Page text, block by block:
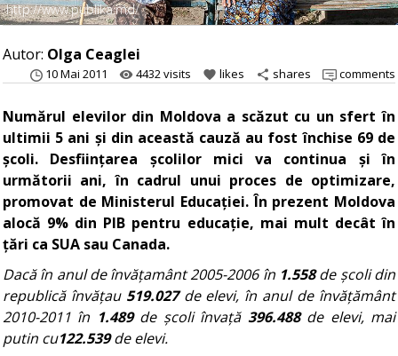
http://www.publika.md/
Autor: Olga Ceaglei
10 Mai 2011 remove_red_eye 4432 visits favorite likes share shares comments
Numărul elevilor din Moldova a scăzut cu un sfert în
ultimii 5 ani și din această cauză au fost închise 69 de
școli. Desființarea școlilor mici va continua și în
următorii ani, în cadrul unui proces de optimizare,
promovat de Ministerul Educației. În prezent Moldova
alocă 9% din PIB pentru educație, mai mult decât în
țări ca SUA sau Canada.
Dacă în anul de învățamânt 2005-2006 în 1.558de școli din
republică învățau 519.027de elevi, în anul de învățământ
2010-2011 în 1.489de școli învață 396.488de elevi, mai
putin cu122.539de elevi.